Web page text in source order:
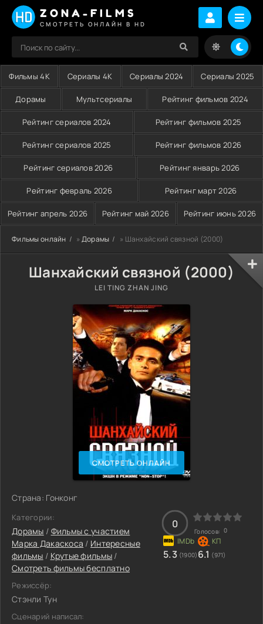
ZONA-FILMS
СМОТРЕТЬ ОНЛАЙН В HD
Фильмы 4K Сериалы 4K Сериалы 2024 Сериалы 2025
Дорамы Мультсериалы Рейтинг фильмов 2024
Рейтинг сериалов 2024 Рейтинг фильмов 2025
Рейтинг сериалов 2025 Рейтинг фильмов 2026
Рейтинг сериалов 2026 Рейтинг январь 2026
Рейтинг февраль 2026 Рейтинг март 2026
Рейтинг апрель 2026 Рейтинг май 2026 Рейтинг июнь 2026
Фильмы онлайн » Дорамы » Шанхайский связной (2000)
Шанхайский связной (2000)
LEI TING ZHAN JING
СМОТРЕТЬ ОНЛАЙН
Страна: Гонконг
Категории:
Дорамы / Фильмы c участием
Марка Дакаскоса / Интересные
фильмы / Крутые фильмы /
Смотреть фильмы бесплатно
Режиссёр:
Стэнли Тун
Сценарий написал:
0
Голосов: 0
5.3 (1900) 6.1 (971)